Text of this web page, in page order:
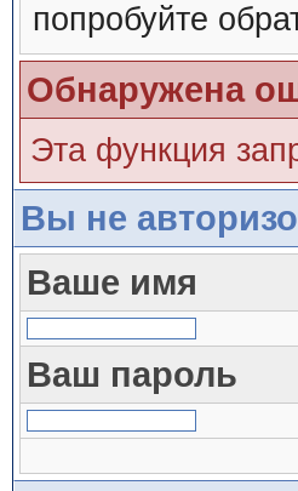
попробуйте
Обнаружена
Эта функция
Вы не
Ваше имя
Ваш пароль